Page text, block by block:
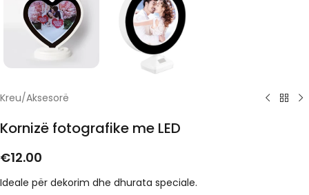
Kreu/Aksesorë
Kornizë fotografike me LED
€12.00
Ideale për dekorim dhe dhurata speciale.